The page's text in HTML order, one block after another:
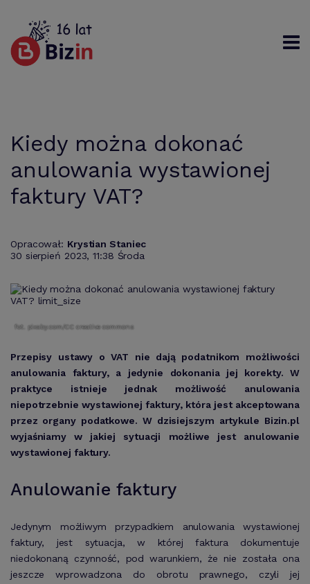
Kiedy można dokonać
anulowania wystawionej
faktury VAT?
Opracował: Krystian Staniec
30 sierpień 2023, 11:38 Środa
fot. pixaby.com/CC creative commons
Przepisy ustawy o VAT nie dają podatnikom możliwości
anulowania faktury, a jedynie dokonania jej korekty. W
praktyce istnieje jednak możliwość anulowania
niepotrzebnie wystawionej faktury, która jest akceptowana
przez organy podatkowe. W dzisiejszym artykule Bizin.pl
wyjaśniamy w jakiej sytuacji możliwe jest anulowanie
wystawionej faktury.
Anulowanie faktury
Jedynym możliwym przypadkiem anulowania wystawionej
faktury, jest sytuacja, w której faktura dokumentuje
niedokonaną czynność, pod warunkiem, że nie została ona
jeszcze wprowadzona do obrotu prawnego, czyli jej